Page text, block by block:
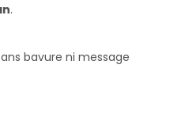
.
bavure ni message